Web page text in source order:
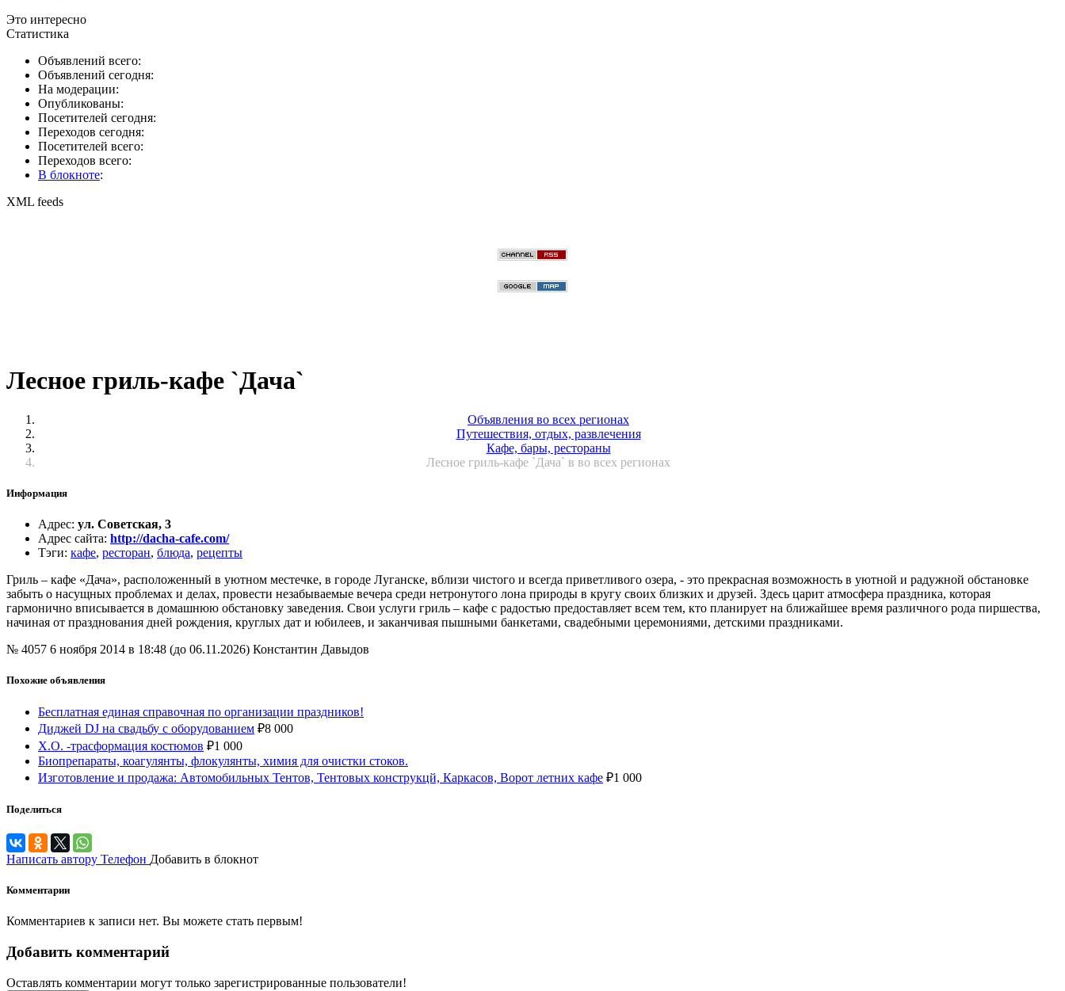
Это интересно
Статистика
Объявлений всего:
Объявлений сегодня:
На модерации:
Опубликованы:
Посетителей сегодня:
Переходов сегодня:
Посетителей всего:
Переходов всего:
В блокноте:
XML feeds
Лесное гриль-кафе `Дача`
Объявления во всех регионах
Путешествия, отдых, развлечения
Кафе, бары, рестораны
Лесное гриль-кафе `Дача` в во всех регионах
Информация
Адрес: ул. Советская, 3
Адрес сайта: http://dacha-cafe.com/
Тэги: кафе, ресторан, блюда, рецепты
Гриль – кафе «Дача», расположенный в уютном местечке, в городе Луганске, вблизи чистого и всегда приветливого озера, - это прекрасная возможность в уютной и радужной обстановке
забыть о насущных проблемах и делах, провести незабываемые вечера среди нетронутого лона природы в кругу своих близких и друзей. Здесь царит атмосфера праздника, которая
гармонично вписывается в домашнюю обстановку заведения. Свои услуги гриль – кафе с радостью предоставляет всем тем, кто планирует на ближайшее время различного рода пиршества,
начиная от празднования дней рождения, круглых дат и юбилеев, и заканчивая пышными банкетами, свадебными церемониями, детскими праздниками.
№ 4057 6 ноября 2014 в 18:48 (до 06.11.2026) Константин Давыдов
Похожие объявления
Бесплатная единая справочная по организации праздников!
Диджей DJ на свадьбу с оборудованием ₽8 000
Х.О. -трасформация костюмов ₽1 000
Биопрепараты, коагулянты, флокулянты, химия для очистки стоков.
Изготовление и продажа: Автомобильных Тентов, Тентовых конструкцй, Каркасов, Ворот летних кафе ₽1 000
Поделиться
Написать автору Телефон Добавить в блокнот
Комментарии
Комментариев к записи нет. Вы можете стать первым!
Добавить комментарий
Оставлять комментарии могут только зарегистрированные пользователи!